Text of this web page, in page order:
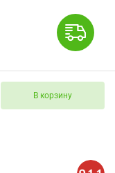
В корзину